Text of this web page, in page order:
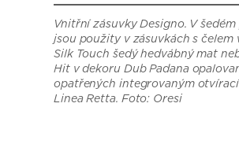
Vnitřní zásuvky Designo. V
jsou použity v zásuvkách s čelem
Silk Touch šedý hedvábný mat
Hit v dekoru Dub Padana
opatřených integrovaným
Linea Retta. Foto: Oresi